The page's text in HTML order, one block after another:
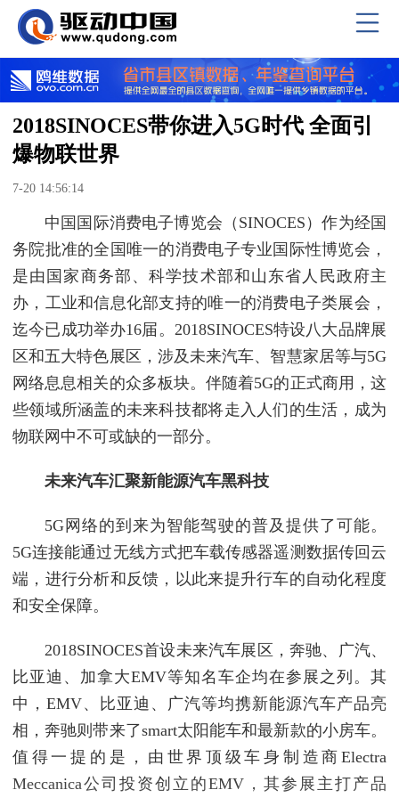
2018SINOCES带你进入5G时代 全面引
爆物联世界
7-20 14:56:14
中国国际消费电子博览会（SINOCES）作为经国
务院批准的全国唯一的消费电子专业国际性博览会，
是由国家商务部、科学技术部和山东省人民政府主
办，工业和信息化部支持的唯一的消费电子类展会，
迄今已成功举办16届。2018SINOCES特设八大品牌展
区和五大特色展区，涉及未来汽车、智慧家居等与5G
网络息息相关的众多板块。伴随着5G的正式商用，这
些领域所涵盖的未来科技都将走入人们的生活，成为
物联网中不可或缺的一部分。
未来汽车汇聚新能源汽车黑科技
5G网络的到来为智能驾驶的普及提供了可能。
5G连接能通过无线方式把车载传感器遥测数据传回云
端，进行分析和反馈，以此来提升行车的自动化程度
和安全保障。
2018SINOCES首设未来汽车展区，奔驰、广汽、
比亚迪、加拿大EMV等知名车企均在参展之列。其
中，EMV、比亚迪、广汽等均携新能源汽车产品亮
相，奔驰则带来了smart太阳能车和最新款的小房车。
值得一提的是，由世界顶级车身制造商Electra
Meccanica公司投资创立的EMV，其参展主打产品